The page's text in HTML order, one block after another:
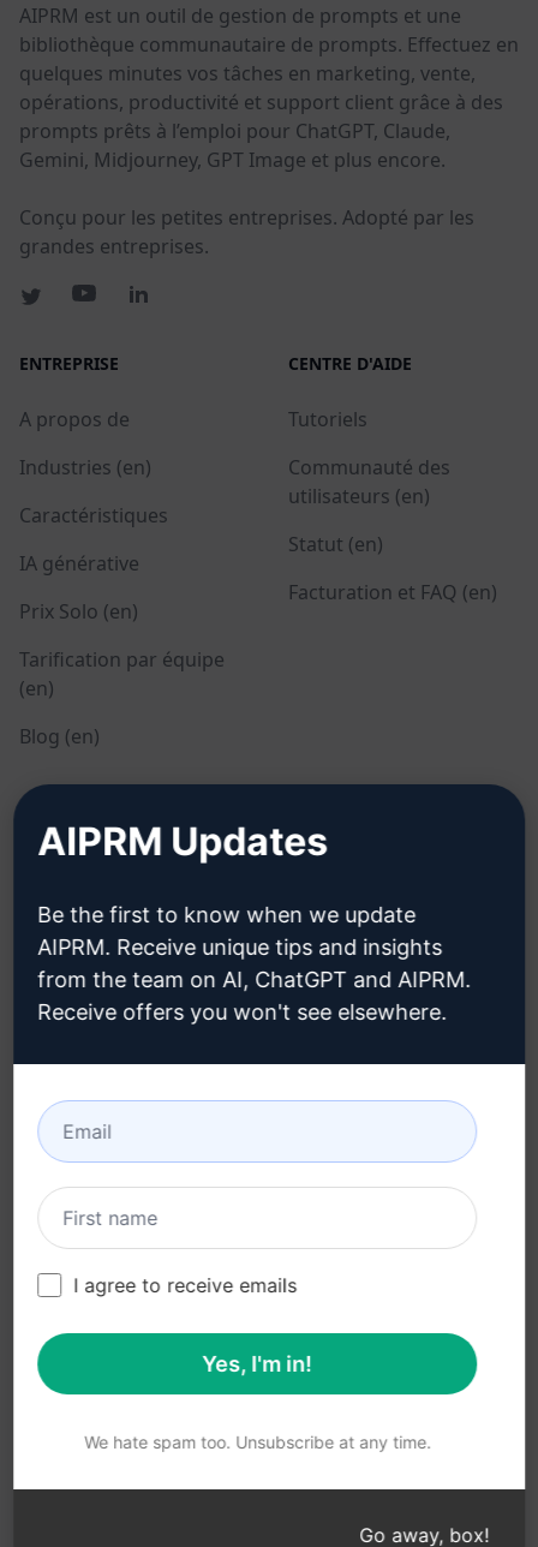
AIPRM est un outil de gestion de prompts et une
bibliothèque communautaire de prompts. Effectuez en
quelques minutes vos tâches en marketing, vente,
opérations, productivité et support client grâce à des
prompts prêts à l’emploi pour ChatGPT, Claude,
Gemini, Midjourney, GPT Image et plus encore.
Conçu pour les petites entreprises. Adopté par les
grandes entreprises.
ENTREPRISE
A propos de
Industries (en)
Caractéristiques
IA générative
Prix Solo (en)
Tarification par équipe
(en)
Blog (en)
CENTRE D'AIDE
Tutoriels
Communauté des
utilisateurs (en)
Statut (en)
Facturation et FAQ (en)
confidentialité (en)
Politique d'utilisation
acceptable (en)
Conditions d'utilisation
(en)
Termes relatifs aux
extensions de navigateur
(en)
Conditions de
facturation (en)
Google Chrome
Microsoft Edge
© 2026
All logos, trademarks, and registered trademarks are the
AIPRM and other related brand names are registered
laws.
and EU CTM EU18823472, EU18830896.
AIPRM Updates
Be the first to know when we update
AIPRM. Receive unique tips and insights
from the team on AI, ChatGPT and AIPRM.
Receive offers you won't see elsewhere.
I agree to receive emails
Yes, I'm in!
We hate spam too. Unsubscribe at any time.
Go away, box!